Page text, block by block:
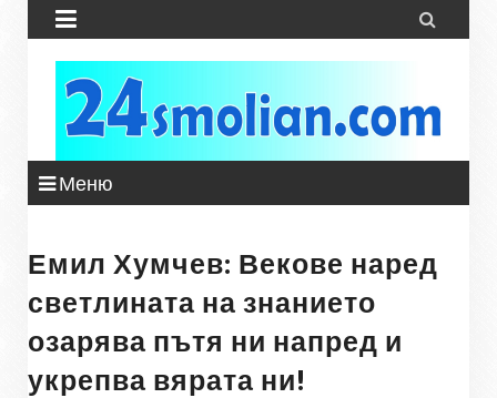
 
Меню
Емил Хумчев: Векове наред
светлината на знанието
озарява пътя ни напред и
укрепва вярата ни!